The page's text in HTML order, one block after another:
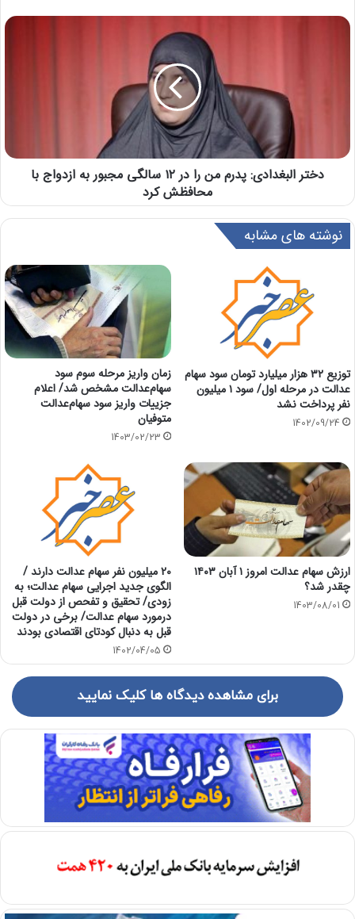
دختر البغدادی: پدرم من را در ۱۲ سالگی مجبور به ازدواج با
محافظش کرد
نوشته های مشابه
توزیع ۳۲ هزار میلیارد تومان سود سهام
عدالت در مرحله اول/ سود ۱ میلیون
نفر پرداخت نشد
1402/09/24
زمان واریز مرحله سوم سود
سهام‌عدالت مشخص شد/ اعلام
جزییات واریز سود سهام‌عدالت
متوفیان
1403/02/23
ارزش سهام عدالت امروز ۱ آبان ۱۴۰۳
چقدر شد؟
1403/08/01
20 میلیون نفر سهام عدالت دارند /
الگوی جدید اجرایی سهام عدالت؛ به
زودی/ تحقیق و تفحص از دولت قبل
درمورد سهام عدالت/ برخی در دولت
قبل به دنبال کودتای اقتصادی بودند
1402/04/05
برای مشاهده دیدگاه ها کلیک نمایید